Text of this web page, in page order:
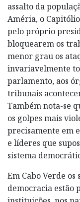
assalto da
Améria, o
pelo próprio
bloquearem os
menor grau os
invariavelmente
parlamento, aos
tribunais
Também nota-se
os golpes mais
precisamente em
e líderes que
sistema
Em Cabo Verde
democracia estão